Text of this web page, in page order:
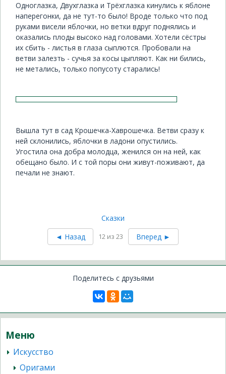
Одноглазка, Двухглазка и Трёхглазка кинулись к яблоне
наперегонки, да не тут-то было! Вроде только что под
руками висели яблочки, но ветки вдруг поднялись и
оказались плоды высоко над головами. Хотели сёстры
их сбить - листья в глаза сыплются. Пробовали на
ветви залезть - сучья за косы цыпляют. Как ни бились,
не метались, только попусоту старались!
Вышла тут в сад Крошечка-Хаврошечка. Ветви сразу к
ней склонились, яблочки в ладони опустились.
Угостила она добра молодца, женился он на ней, как
обещано было. И с той поры они живут-поживают, да
печали не знают.
Сказки
◄ Назад
12 из 23 Вперед ►
Поделитесь с друзьями
Меню
Искусство
Оригами